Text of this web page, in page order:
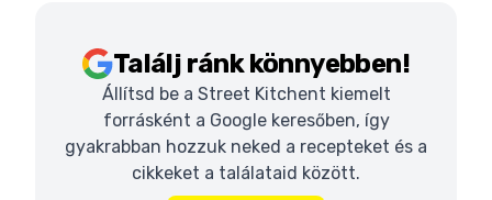
Találj ránk könnyebben!
Állítsd be a Street Kitchent kiemelt
forrásként a Google keresőben, így
gyakrabban hozzuk neked a recepteket és a
cikkeket a találataid között.